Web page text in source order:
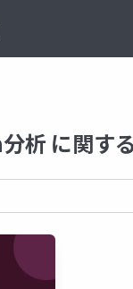
析 に関す